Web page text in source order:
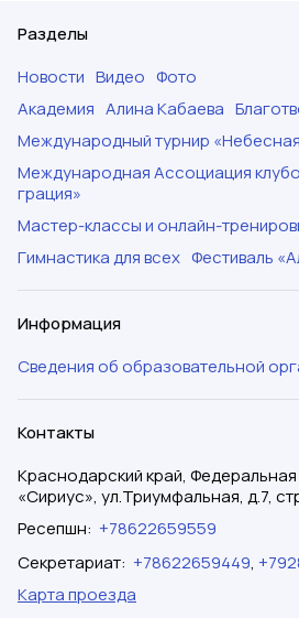
Разделы
Новости Видео Фото
Академия Алина Кабаева
Международный турнир
Международная Ассоциация
грация»
Мастер-классы и онлайн-
Гимнастика для всех Фестиваль
Информация
Сведения об образовательной
Контакты
Краснодарский край,
«Сириус», ул.Триумфальная, д.7,
Ресепшн: +78622659559
Секретариат: +78622659449,
Карта проезда